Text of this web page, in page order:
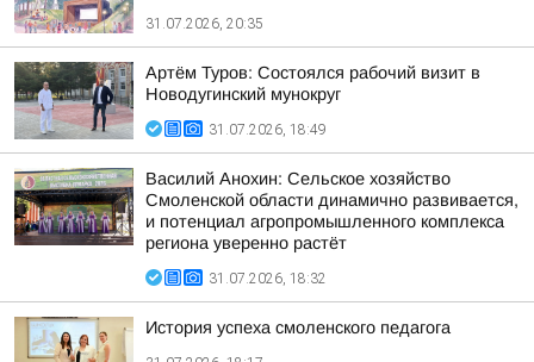
31.07.2026, 20:35
Артём Туров: Состоялся рабочий визит в
Новодугинский мунокруг
31.07.2026, 18:49
Василий Анохин: Сельское хозяйство
Смоленской области динамично развивается,
и потенциал агропромышленного комплекса
региона уверенно растёт
31.07.2026, 18:32
История успеха смоленского педагога